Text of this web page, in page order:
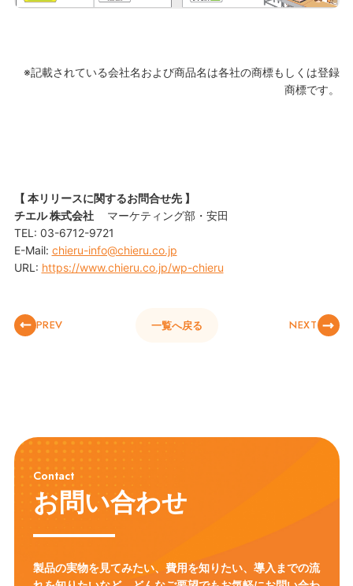
※記載されている会社名および商品名は各社の商標もしくは登録
商標です。
【 本リリースに関するお問合せ先 】
チエル 株式会社 マーケティング部・安田
TEL: 03-6712-9721
E-Mail: chieru-info@chieru.co.jp
URL: https://www.chieru.co.jp/wp-chieru
PREV 一覧へ戻る NEXT
Contact
お問い合わせ
製品の実物を見てみたい、費用を知りたい、導入までの流